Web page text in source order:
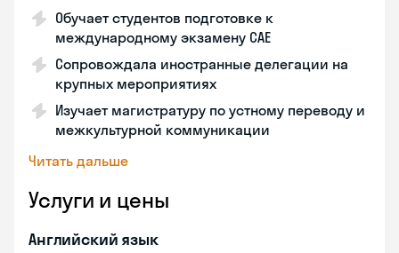
Обучает студентов подготовке к
международному экзамену CAE
Сопровождала иностранные делегации на
крупных мероприятиях
Изучает магистратуру по устному переводу и
межкультурной коммуникации
Читать дальше
Услуги и цены
Английский язык